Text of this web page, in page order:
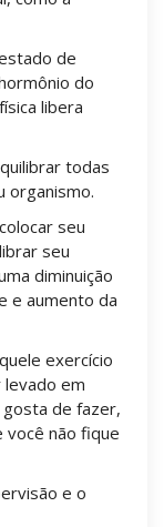
de
do
libera
todas
organismo.
seu
seu
diminuição
e aumento da
exercício
em
de fazer,
não fique
e o